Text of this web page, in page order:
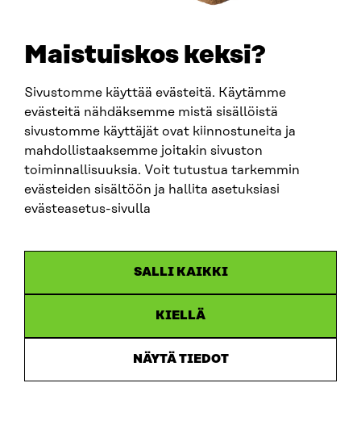
Maistuiskos keksi?
Sivustomme käyttää evästeitä. Käytämme
evästeitä nähdäksemme mistä sisällöistä
sivustomme käyttäjät ovat kiinnostuneita ja
mahdollistaaksemme joitakin sivuston
toiminnallisuuksia. Voit tutustua tarkemmin
evästeiden sisältöön ja hallita asetuksiasi
evästeasetus-sivulla
SALLI KAIKKI
KIELLÄ
NÄYTÄ TIEDOT
SITRA SOSIAALISESSA MEDIASSA
LinkedIn
Instagram
YouTube
Saavutettavuusseloste
Asiakirjajulkisuus